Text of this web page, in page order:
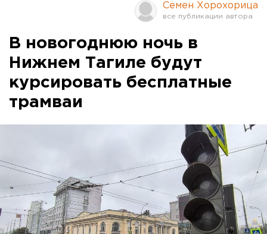
Семен Хорохорица
В новогоднюю ночь в
Нижнем Тагиле будут
курсировать бесплатные
трамваи